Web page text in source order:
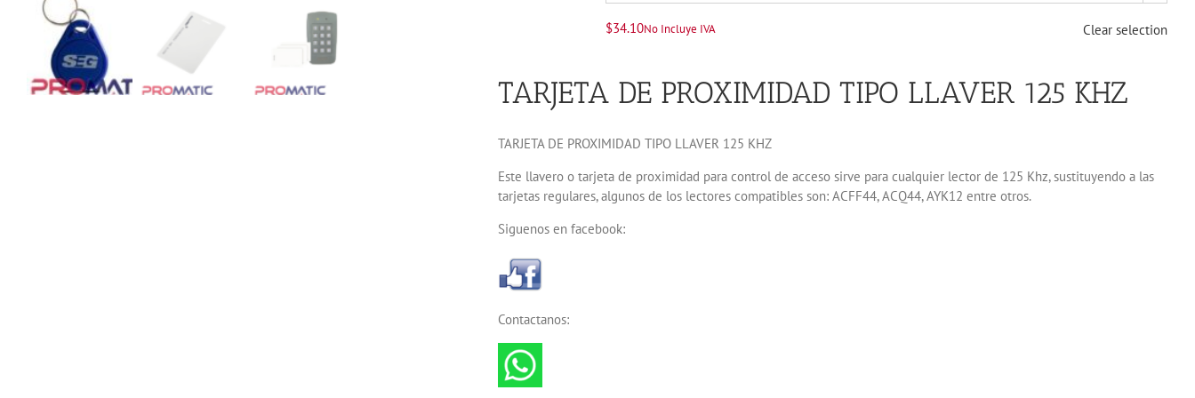
$34.10No Incluye IVA Clear selection
TARJETA DE PROXIMIDAD TIPO LLAVER 125 KHZ
TARJETA DE PROXIMIDAD TIPO LLAVER 125 KHZ
Este llavero o tarjeta de proximidad para control de acceso sirve para cualquier lector de 125 Khz, sustituyendo a las
tarjetas regulares, algunos de los lectores compatibles son: ACFF44, ACQ44, AYK12 entre otros.
Siguenos en facebook:
Contactanos: